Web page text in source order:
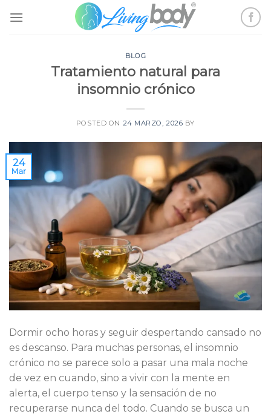
BLOG
Tratamiento natural para
insomnio crónico
POSTED ON 24 MARZO, 2026 BY
24
Mar
Dormir ocho horas y seguir despertando cansado no
es descanso. Para muchas personas, el insomnio
crónico no se parece solo a pasar una mala noche
de vez en cuando, sino a vivir con la mente en
alerta, el cuerpo tenso y la sensación de no
recuperarse nunca del todo. Cuando se busca un